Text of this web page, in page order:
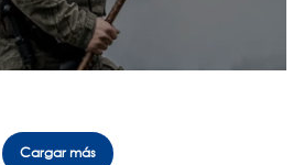
Cargar más